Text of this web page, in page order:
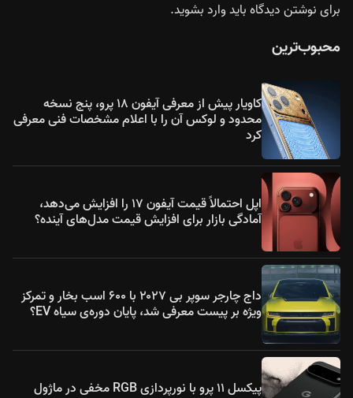
برای نوشتن دیدگاه بایدوارد بشوید.
محبوب‌ترین
کاویار پیش از معرفی آیفون ۱۸ پرو، پنج نسخه
محدود و لوکس آن را با اعلام مشخصات فنی معرفی
کرد
اپل احتمالاً قیمت آیفون ۱۷ را افزایش می‌دهد،
آمادگی بازار برای افزایش قیمت مدل‌های آینده؟
داج چارجر سوپر بی ۲۰۲۷ با ۶۰۰ اسب بخار و تمرکز
ویژه بر پیست معرفی شد، پایان دوره‌ی سیاه EV؟
پیکسل ۱۱ پرو با نورپردازی RGB مخفی در ماژول